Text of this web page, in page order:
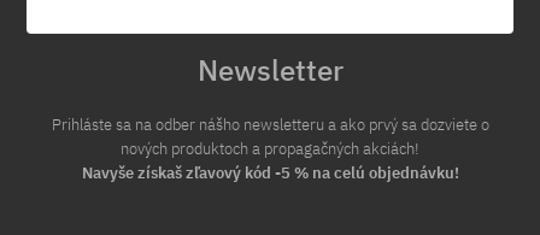
Newsletter
Prihláste sa na odber nášho newsletteru a ako prvý sa dozviete o
nových produktoch a propagačných akciách!
Navyše získaš zľavový kód -5 % na celú objednávku!